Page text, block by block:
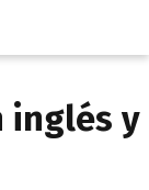
inglés y